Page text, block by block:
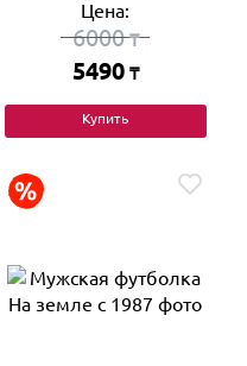
Цена:
6000₸
5490 ₸
Купить